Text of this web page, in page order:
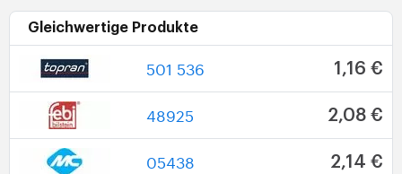
Gleichwertige Produkte
501 536 1,16 €
48925 2,08 €
05438 2,14 €